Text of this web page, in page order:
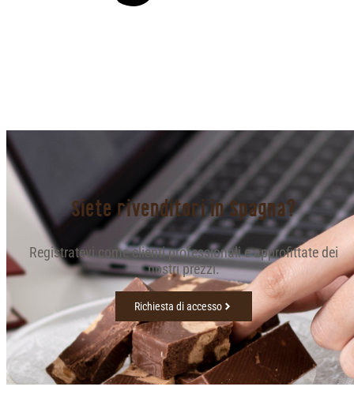
Siete rivenditori in Spagna?
Registratevi come clienti professionali e approfittate dei
nostri prezzi.
Richiesta di accesso